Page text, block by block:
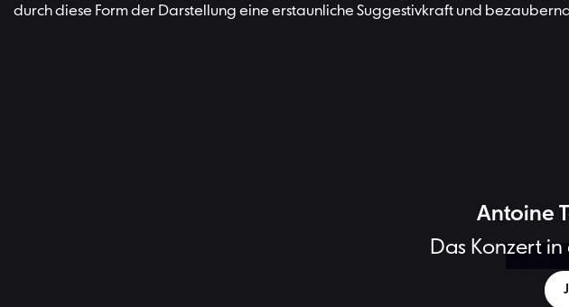
Antoine
Antoine
Das Konzert
durch diese Form der Darstellung eine erstaunliche Suggestivkraft und